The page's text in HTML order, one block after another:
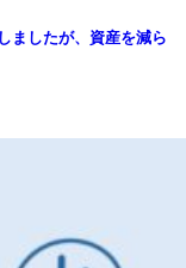
ましたが、資産を減ら